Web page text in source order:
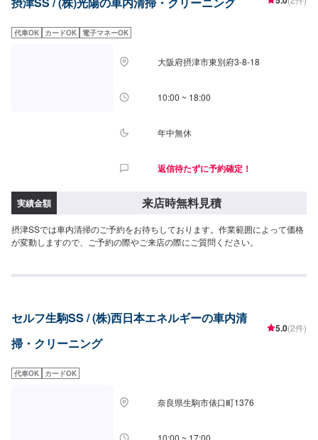
代車OK カードOK 電子マネーOK
大阪府摂津市東別府3-8-18
10:00 ~ 18:00
年中無休
返信待たずに予約確定！
実績金額 来店時無料見積
摂津SSでは車内清掃のご予約をお待ちしております。作業範囲によって価格
が変動しますので、ご予約の際やご来店の際にご質問ください。
セルフ生駒SS / (株)西日本エネルギーの車内清
掃・クリーニング
5.0(2件)
代車OK カードOK
奈良県生駒市俵口町1376
10:00 ~ 17:00